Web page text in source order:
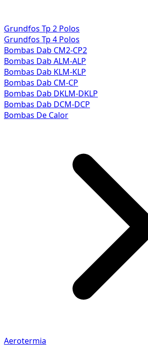
Grundfos Tp 2 Polos
Grundfos Tp 4 Polos
Bombas Dab CM2-CP2
Bombas Dab ALM-ALP
Bombas Dab KLM-KLP
Bombas Dab CM-CP
Bombas Dab DKLM-DKLP
Bombas Dab DCM-DCP
Bombas De Calor
Aerotermia